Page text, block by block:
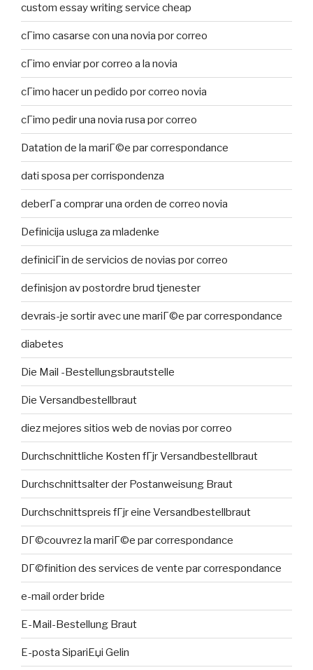
custom essay writing service cheap
cГіmo casarse con una novia por correo
cГіmo enviar por correo a la novia
cГіmo hacer un pedido por correo novia
cГіmo pedir una novia rusa por correo
Datation de la mariГ©e par correspondance
dati sposa per corrispondenza
deberГ­a comprar una orden de correo novia
Definicija usluga za mladenke
definiciГіn de servicios de novias por correo
definisjon av postordre brud tjenester
devrais-je sortir avec une mariГ©e par correspondance
diabetes
Die Mail -Bestellungsbrautstelle
Die Versandbestellbraut
diez mejores sitios web de novias por correo
Durchschnittliche Kosten fГјr Versandbestellbraut
Durchschnittsalter der Postanweisung Braut
Durchschnittspreis fГјr eine Versandbestellbraut
DГ©couvrez la mariГ©e par correspondance
DГ©finition des services de vente par correspondance
e-mail order bride
E-Mail-Bestellung Braut
E-posta SipariЕџi Gelin